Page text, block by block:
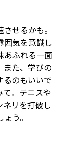
せるかも。
囲気を意識し
あふれる一面
また、学びの
るのもいいで
て。テニスや
ネリを打破し
う。